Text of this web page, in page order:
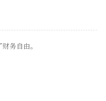
务自由。